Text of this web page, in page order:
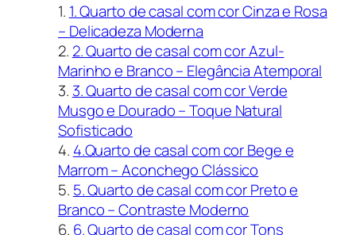
1. Quarto de casal com cor Cinza e Rosa
– Delicadeza Moderna
2. Quarto de casal com cor Azul-
Marinho e Branco – Elegância Atemporal
3. Quarto de casal com cor Verde
Musgo e Dourado – Toque Natural
Sofisticado
4.Quarto de casal com cor Bege e
Marrom – Aconchego Clássico
5. Quarto de casal com cor Preto e
Branco – Contraste Moderno
6. Quarto de casal com cor Tons